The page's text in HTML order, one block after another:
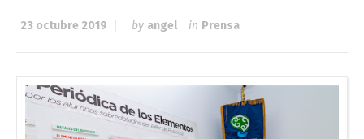
23 octubre 2019 by angel in Prensa